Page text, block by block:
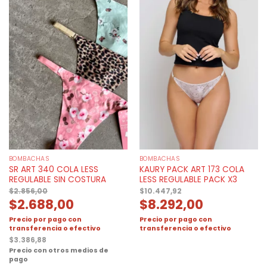
BOMBACHAS
SR ART 340 COLA LESS
REGULABLE SIN COSTURA
$2.856,00
$2.688,00
Precio por pago con
transferencia o efectivo
$3.386,88
Precio con otros medios de
pago
BOMBACHAS
KAURY PACK ART 173 COLA
LESS REGULABLE PACK X3
$10.447,92
$8.292,00
Precio por pago con
transferencia o efectivo